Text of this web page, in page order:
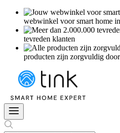
webwinkel voor smart home
tevreden klanten
producten zijn zorgvuldig